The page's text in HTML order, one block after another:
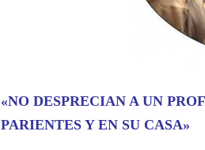
«NO DESPRECIAN A UN
PARIENTES Y EN SU CASA»